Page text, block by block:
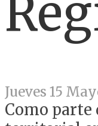
Jueves 15
Como parte